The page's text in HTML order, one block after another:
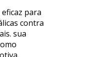
para
contra
sua